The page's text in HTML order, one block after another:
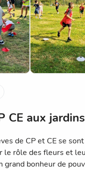
CE aux
de CP et CE se
le rôle des fleurs et
grand bonheur de